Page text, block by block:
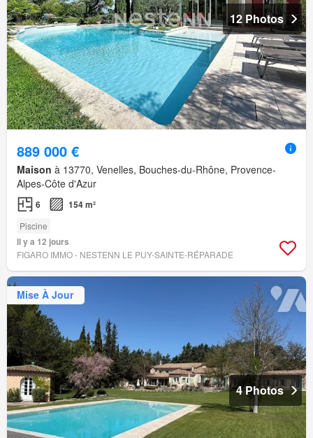
12 Photos
889 000 €
Maison à 13770, Venelles, Bouches-du-Rhône, Provence-
Alpes-Côte d'Azur
6 154 m²
Piscine
Il y a 12 jours
FIGARO IMMO - NESTENN LE PUY-SAINTE-RÉPARADE
Mise À Jour
4 Photos